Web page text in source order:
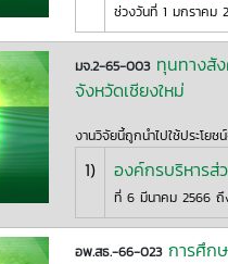
ช่วงวันที่ 1 มกราคม
มจ.2-65-003 ทุนทางสั
จังหวัดเชียงใหม่
งานวิจัยนี้ถูกนำไปใช้ประโย
1) องค์กรบริหารส่
ที่ 6 มีนาคม 2566
อพ.สธ.-66-023 การศึก